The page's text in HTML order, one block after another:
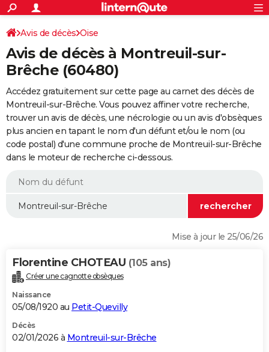
ACTUALITÉS
Politique
Société
Faits Divers
Education
Monde
Villes
+
SPORT
Coupe du monde 2026
Football
Tennis
Cyclisme
Rugby
Forum
CULTURE
FINANCE
Retraite
Impôts
Epargne
Immobilier
Risques naturels par ville
Banque
Assurance
Crédit
Essais
Réserver un essai
Citadines
Berlines
SUV
Forum auto
+
HIGH-TECH
Mobiles
Meilleur smartphone
Internet
Ordinateurs
Jeux vidéo
Guide high-tech
+
BRICOLAGE
Forum
Aménagement intérieur
Extérieur
Cuisine
Salle de bains
Jardinage
Rangement
WEEK-END
Guides de France
Escapades
Patrimoine
Expositions
Musées
Week-end nature
LIFESTYLE
Alimentation
Guide de la santé
Maladies
Médicaments
Sommeil
VOYAGE
Destinations
City break
Voyage nature
Voyage de noces
Forum
Climat
+PHOTO
GUIDES D'ACHAT
BONS PLANS
Avis de décès Oise
Avis de décès à Montreuil-sur-
Brêche (60480)
Accédez gratuitement sur cette page au carnet des décès de
Montreuil-sur-Brêche. Vous pouvez affiner votre recherche,
trouver un avis de décès, une nécrologie ou un avis d'obsèques
plus ancien en tapant le nom d'un défunt et/ou le nom (ou
code postal) d'une commune proche de Montreuil-sur-Brêche
dans le moteur de recherche ci-dessous.
Mise à jour le 25/06/26
Florentine CHOTEAU (105 ans)
Créer une cagnotte obsèques
Naissance
05/08/1920 au Petit-Quevilly
Décès
02/01/2026 à Montreuil-sur-Brêche